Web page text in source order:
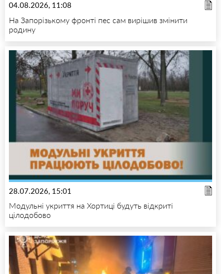
04.08.2026, 11:08
На Запорізькому фронті пес сам вирішив змінити
родину
28.07.2026, 15:01
Модульні укриття на Хортиці будуть відкриті
цілодобово